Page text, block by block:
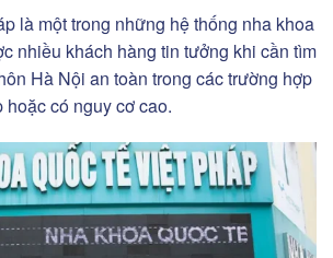
là một trong những hệ thống nha khoa
nhiều khách hàng tin tưởng khi cần tìm
Hà Nội an toàn trong các trường hợp
hoặc có nguy cơ cao.